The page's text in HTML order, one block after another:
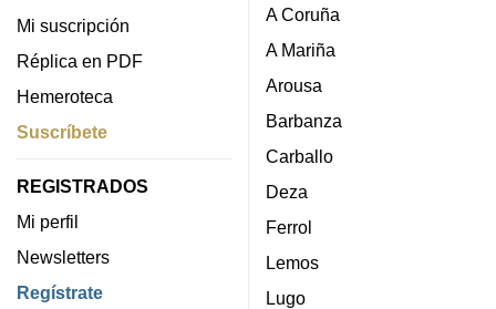
Mi suscripción
Réplica en PDF
Hemeroteca
Suscríbete
REGISTRADOS
Mi perfil
Newsletters
Regístrate
A Coruña
A Mariña
Arousa
Barbanza
Carballo
Deza
Ferrol
Lemos
Lugo